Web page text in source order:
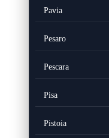
Pavia
Pesaro
Pescara
Pisa
Pistoia